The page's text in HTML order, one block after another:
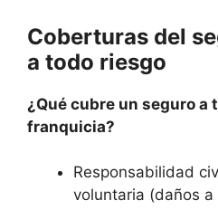
Coberturas del
a todo riesgo
¿Qué cubre un seguro a
franquicia?
Responsabilidad
voluntaria (daños a